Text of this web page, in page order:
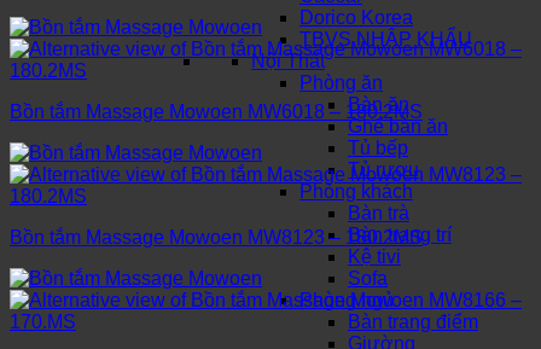
Dorico Korea
TBVS NHẬP KHẨU
Nội Thất
Phòng ăn
Bàn ăn
Ghế bàn ăn
Tủ bếp
Tủ rượu
Phòng khách
Bàn trà
Bàn trang trí
Kệ tivi
Sofa
Phòng ngủ
Bàn trang điểm
Giường
Bồn tắm Massage Mowoen MW6018 – 180.2MS
Bồn tắm Massage Mowoen MW8123 – 180.2MS